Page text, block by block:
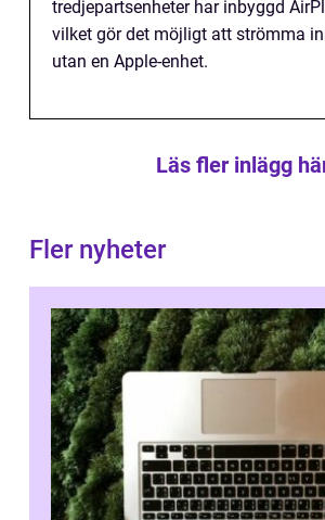
tredjepartsenheter har inbyggd
vilket gör det möjligt att strömma
utan en Apple-enhet.
Läs fler inlägg
Fler nyheter